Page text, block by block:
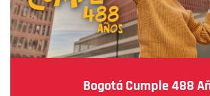
Bogotá Cumple 488